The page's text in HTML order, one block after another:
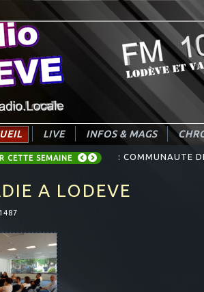
LIVE INFOS & MAGS
CETTE SEMAINE : COMMUNAUTE
A LODEVE